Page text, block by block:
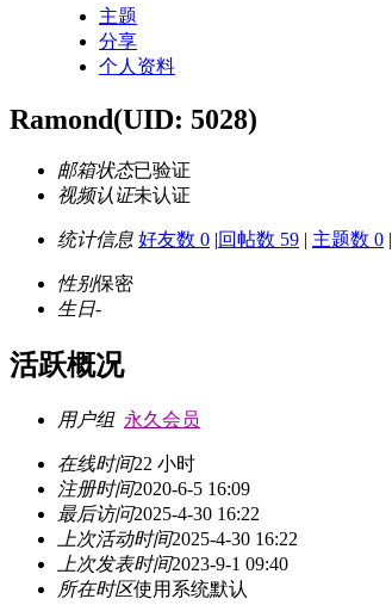
主题
分享
个人资料
Ramond(UID: 5028)
邮箱状态已验证
视频认证未认证
统计信息 好友数 0 |回帖数 59 | 主题数 0 |
性别保密
生日-
活跃概况
用户组 永久会员
在线时间22 小时
注册时间2020-6-5 16:09
最后访问2025-4-30 16:22
上次活动时间2025-4-30 16:22
上次发表时间2023-9-1 09:40
所在时区使用系统默认